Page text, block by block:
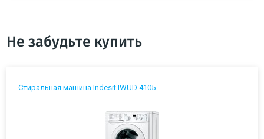
Не забудьте купить
Стиральная машина Indesit IWUD 4105